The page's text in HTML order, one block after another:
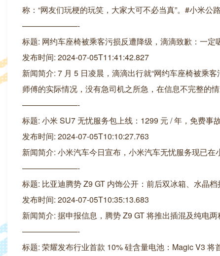
称：“网友们玩梗的玩笑，大家大可不必当真”。#小米公
———————-
标题: 网约车座椅被乘客污损反遭降级，滴滴致歉：一
发布时间: 2024-07-05T11:41:42.827
新闻简介: 7 月 5 日凌晨，滴滴出行就“网约车座椅被乘
师傅的实际情况，没有急司机之所急，在信息不完整的
———————-
标题: 小米 SU7 无忧服务包上线：1299 元 / 年，免费事
发布时间: 2024-07-05T10:10:27.763
新闻简介: 小米汽车今日宣布，小米汽车无忧服务现已在
———————-
标题: 比亚迪腾势 Z9 GT 内饰公开：前后双冰箱、水晶
发布时间: 2024-07-05T10:35:13.683
新闻简介: 据申报信息，腾势 Z9 GT 将推出插混及纯电两
———————-
标题: 荣耀发布行业首款 10% 硅含量电池：Magic V3 将